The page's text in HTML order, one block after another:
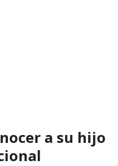
a su hijo